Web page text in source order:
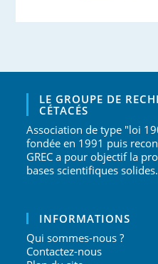
LE GROUPE DE
CÉTACÉS
Association de type "loi
fondée en 1991 puis
GREC a pour objectif la
bases scientifiques solides.
INFORMATIONS
Qui sommes-nous ?
Contactez-nous